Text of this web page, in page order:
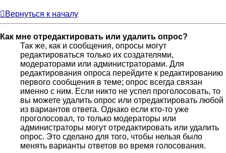
Вернуться к началу
Как мне отредактировать или удалить опрос?
Так же, как и сообщения, опросы могут
редактироваться только их создателями,
модераторами или администраторами. Для
редактирования опроса перейдите к редактированию
первого сообщения в теме; опрос всегда связан
именно с ним. Если никто не успел проголосовать, то
вы можете удалить опрос или отредактировать любой
из вариантов ответа. Однако если кто-то уже
проголосовал, то только модераторы или
администраторы могут отредактировать или удалить
опрос. Это сделано для того, чтобы нельзя было
менять варианты ответов во время голосования.